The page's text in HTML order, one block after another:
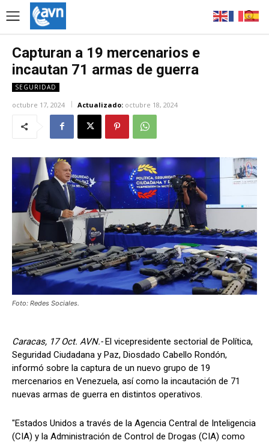
Capturan a 19 mercenarios e
incautan 71 armas de guerra
SEGURIDAD
octubre 17, 2024 Actualizado: octubre 18, 2024
Foto: Redes Sociales.
Caracas, 17 Oct. AVN.- El vicepresidente sectorial de Política,
Seguridad Ciudadana y Paz, Diosdado Cabello Rondón,
informó sobre la captura de un nuevo grupo de 19
mercenarios en Venezuela, así como la incautación de 71
nuevas armas de guerra en distintos operativos.
"Estados Unidos a través de la Agencia Central de Inteligencia
(CIA) y la Administración de Control de Drogas (CIA) como